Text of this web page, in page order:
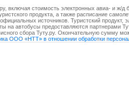
включая стоимость электронных авиа- и ж/д
продукта, а также расписание
источников. Туристский продукт,
на автобусы предоставляются партнерами
сбора Туту.ру. Окончательную сумму
ООО «НТТ» в отношении обработки